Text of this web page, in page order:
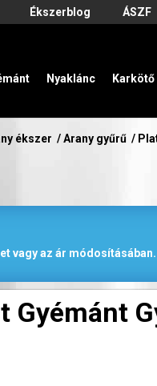
Ékszerblog ÁSZF
Nyaklánc Karkötő
ékszer / Arany gyűrű /
vagy az ár módosításában.
Gyémánt